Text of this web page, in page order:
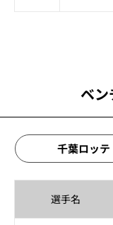
ベ
千葉ロッテ
選手名